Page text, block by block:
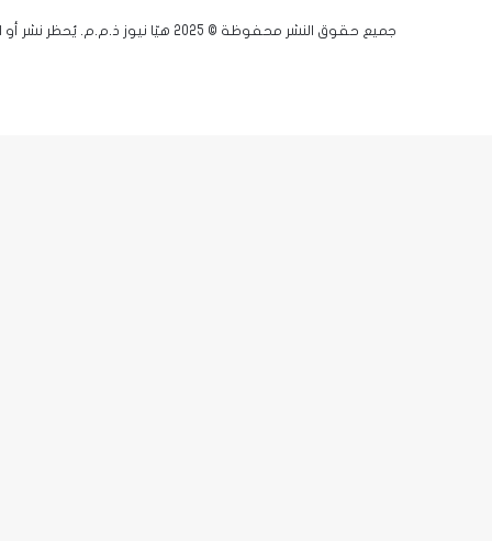
جميع حقوق النشر محفوظة © 2025 هيّا نيوز ذ.م.م. يُحظر نشر أو اقتباس أي مادة دون إذن مسبق.